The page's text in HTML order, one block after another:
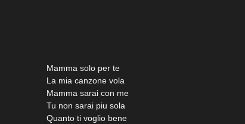
Mamma solo per te
La mia canzone vola
Mamma sarai con me
Tu non sarai piu sola
Quanto ti voglio bene